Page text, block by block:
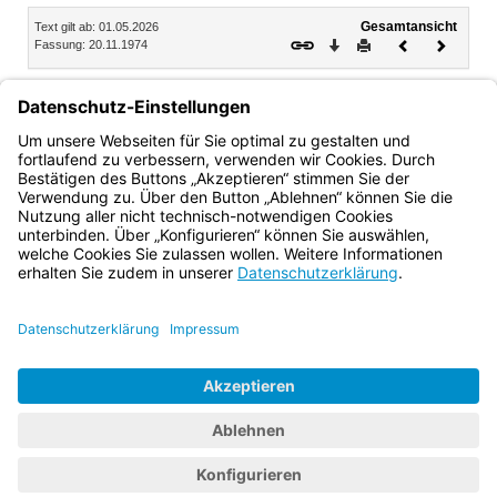
Inhalt
Text gilt ab: 01.05.2026
Fassung: 20.11.1974
Gesamtansicht
Download
DruckenVorheriges
Strafrecht abgeurteilt wurden, weiße Vordrucke (Anlage 1),
für Personen, die nach Jugendstrafrecht abgeurteilt wurden,
grüne Vordrucke (Anlage 2) verwendet.
Bayern.de
BayernPortal
Impressum